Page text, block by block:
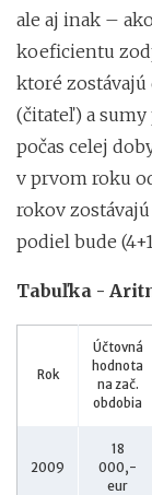
ale aj inak –
koeficientu
ktoré zostávajú
(čitateľ) a
počas celej
v prvom roku
rokov
podiel bude
Tabuľka -
Rok
Účtovná
hodnota
na zač.
obdobia
2009
18
000,-
eur